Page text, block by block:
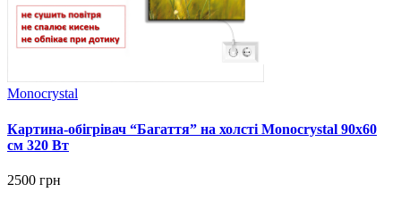
Monocrystal
Картина-обігрівач “Багаття” на холсті Monocrystal 90x60
см 320 Вт
2500 грн